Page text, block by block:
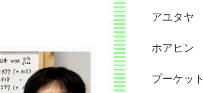
アユタヤ
ホアヒン
プーケット